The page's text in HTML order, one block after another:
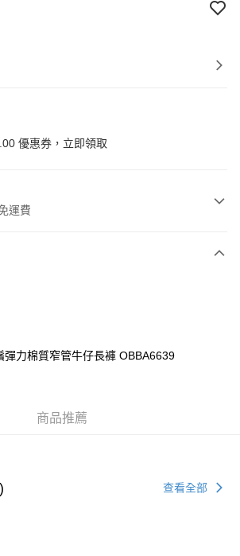
優惠券，立即領取
運費
或以上免運費
彈力棉質窄管牛仔長褲 OBBA6639
商品推薦
查看全部